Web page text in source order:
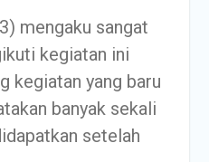
mengaku sangat
kegiatan ini
kegiatan yang baru
banyak sekali
setelah